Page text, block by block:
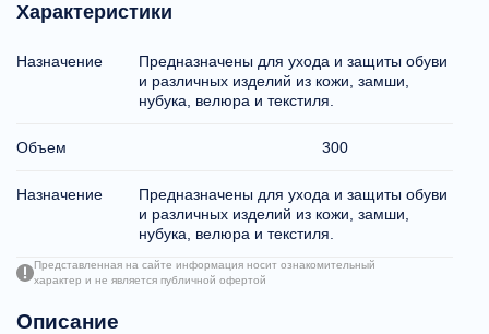
Характеристики
Назначение
Предназначены для ухода и защиты обуви
и различных изделий из кожи, замши,
нубука, велюра и текстиля.
Объем 300
Назначение
Предназначены для ухода и защиты обуви
и различных изделий из кожи, замши,
нубука, велюра и текстиля.
Представленная на сайте информация носит ознакомительный
характер и не является публичной офертой
Описание